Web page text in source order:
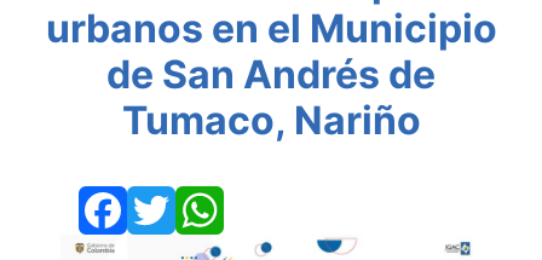
urbanos en el Municipio
de San Andrés de
Tumaco, Nariño
Facebook
Twitter